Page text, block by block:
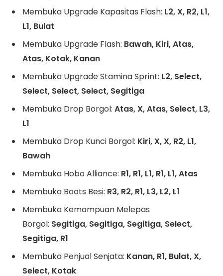
Membuka Upgrade Kapasitas Flash: L2, X, R2, L1,
L1, Bulat
Membuka Upgrade Flash: Bawah, Kiri, Atas,
Atas, Kotak, Kanan
Membuka Upgrade Stamina Sprint: L2, Select,
Select, Select, Select, Segitiga
Membuka Drop Borgol: Atas, X, Atas, Select, L3,
L1
Membuka Drop Kunci Borgol: Kiri, X, X, R2, L1,
Bawah
Membuka Hobo Alliance: R1, R1, L1, R1, L1, Atas
Membuka Boots Besi: R3, R2, R1, L3, L2, L1
Membuka Kemampuan Melepas
Borgol: Segitiga, Segitiga, Segitiga, Select,
Segitiga, R1
Membuka Penjual Senjata: Kanan, R1, Bulat, X,
Select, Kotak